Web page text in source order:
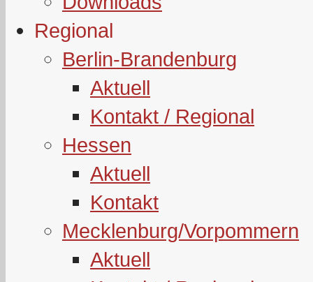
Regional
Berlin-Brandenburg
Aktuell
Kontakt / Regional
Hessen
Aktuell
Kontakt
Mecklenburg/Vorpommern
Aktuell